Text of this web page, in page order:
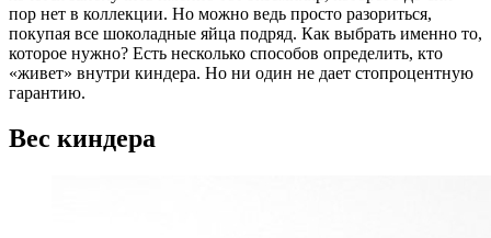
пор нет в коллекции. Но можно ведь просто разориться,
покупая все шоколадные яйца подряд. Как выбрать именно то,
которое нужно? Есть несколько способов определить, кто
«живет» внутри киндера. Но ни один не дает стопроцентную
гарантию.
Вес киндера